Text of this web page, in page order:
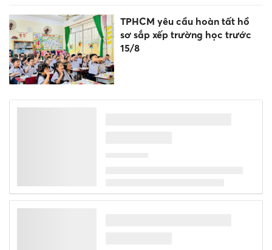
TPHCM yêu cầu hoàn tất hồ
sơ sắp xếp trường học trước
15/8